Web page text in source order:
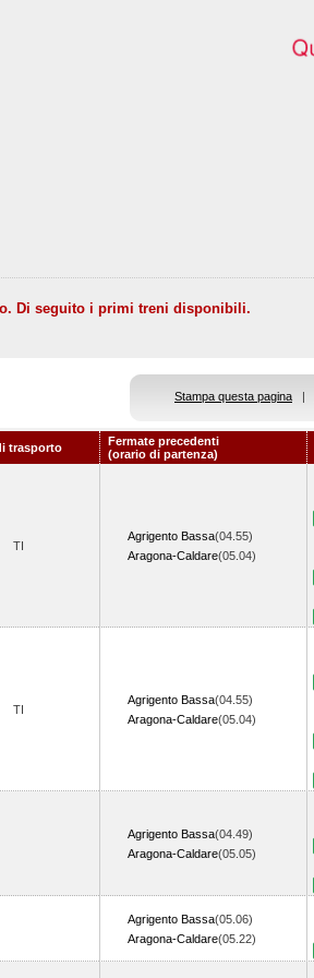
Di seguito i primi treni disponibili.
Stampa questa pagina |
trasporto
Fermate precedenti
(orario di partenza)
TI
Agrigento Bassa(04.55)
Aragona-Caldare(05.04)
TI
Agrigento Bassa(04.55)
Aragona-Caldare(05.04)
Agrigento Bassa(04.49)
Aragona-Caldare(05.05)
Agrigento Bassa(05.06)
Aragona-Caldare(05.22)